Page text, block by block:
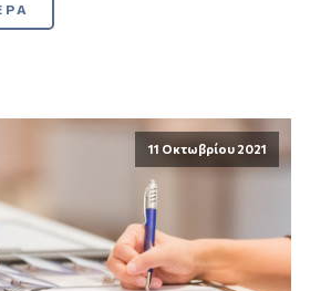
11 Οκτωβρίου 2021